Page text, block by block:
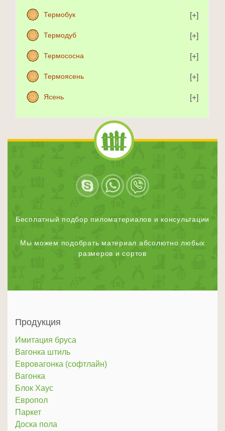
Термобук
Термодуб
Термососна
Термоясень
Ясень
Бесплатный подбор пиломатериалов и консультации
Мы можем подобрать материал абсолютно любых
размеров и сортов
Продукция
Имитация бруса
Вагонка штиль
Евровагонка (софтлайн)
Вагонка
Блок Хаус
Европол
Паркет
Доска пола